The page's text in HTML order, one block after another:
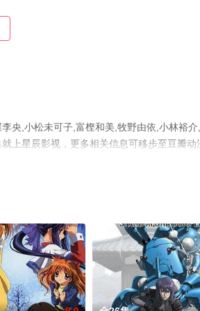
央,小松未可子,富㭴和美,牧野由依,小林裕
上星辰影视，更多相关信息可移步至豆瓣动